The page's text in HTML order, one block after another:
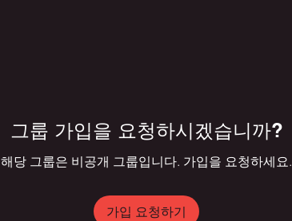
그룹 가입을 요청하시겠습니까?
해당 그룹은 비공개 그룹입니다. 가입을 요청하세요.
가입 요청하기